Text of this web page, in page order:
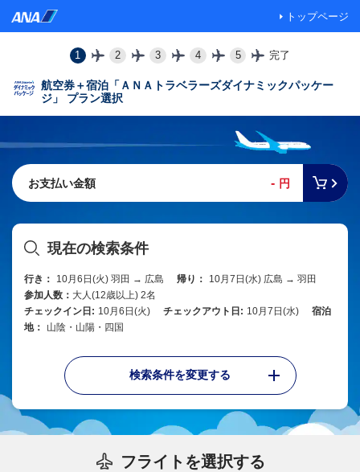
トップページ
1 2 3 4 5 完了
航空券＋宿泊「ＡＮＡトラベラーズダイナミックパッケー
ジ」 プラン選択
お支払い金額 - 円
現在の検索条件
行き： 10月6日(火) 羽田 → 広島 帰り：
10月7日(水) 広島 → 羽田
参加人数： 大人(12歳以上) 2名
チェックイン日: 10月6日(火) チェックアウト日: 10月7日(水)
宿泊
地：
山陰・山陽・四国
検索条件を変更する
フライトを選択する